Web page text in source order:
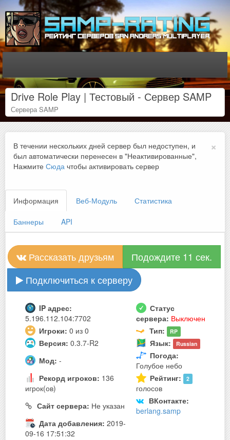
Drive Role Play | Тестовый - Сервер SAMP
Сервера SAMP
×
В течении нескольких дней сервер был недоступен, и
был автоматически перенесен в "Неактивированные",
Нажмите Сюда чтобы активировать сервер
Информация Веб-Модуль Статистика
Баннеры API
Рассказать друзьям
Подождите 10 сек.
Подключиться к серверу
IP адрес:
5.196.112.104:7702
Статус
сервера: Выключен
Игроки: 0 из 0 Тип: RP
Версия: 0.3.7-R2 Язык: Russian
Мод: -
Погода:
Голубое небо
Рекорд игроков: 136
игрок(ов)
Рейтинг: 2
голосов
Сайт сервера: Не указан
ВКонтакте:
berlang.samp
Дата добавления: 2019-
09-16 17:51:32